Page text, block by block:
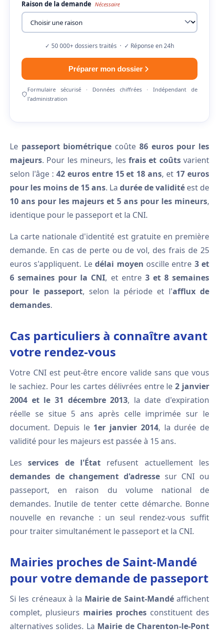
Raison de la demande Nécessaire
✓ 50 000+ dossiers traités · ✓ Réponse en 24h
Préparer mon dossier
Formulaire sécurisé · Données chiffrées · Indépendant de
l'administration
Le passeport biométrique coûte 86 euros pour les
majeurs. Pour les mineurs, les frais et coûtsvarient
selon l'âge : 42 euros entre 15 et 18 ans, et 17 euros
pour les moins de 15 ans. La durée de validité est de
10 ans pour les majeurs et 5 ans pour les mineurs,
identique pour le passeport et la CNI.
La carte nationale d'identité est gratuite en première
demande. En cas de perte ou de vol, des frais de 25
euros s'appliquent. Ledélai moyen oscille entre 3 et
6 semaines pour la CNI, et entre 3 et 8 semaines
pour le passeport, selon la période et l'afflux de
demandes.
Cas particuliers à connaître avant
votre rendez-vous
Votre CNI est peut-être encore valide sans que vous
le sachiez. Pour les cartes délivrées entre le2 janvier
2004 et le 31 décembre 2013, la date d'expiration
réelle se situe 5 ans après celle imprimée sur le
document. Depuis le 1er janvier 2014, la durée de
validité pour les majeurs est passée à 15 ans.
Lesservices de l'État refusent actuellement les
demandes de changement d'adresse sur CNI ou
passeport, en raison du volume national de
demandes. Inutile de tenter cette démarche. Bonne
nouvelle en revanche : un seul rendez-vous suffit
pour traiter simultanément le passeport et la CNI.
Mairies proches de Saint-Mandé
pour votre demande de passeport
Si les créneaux à la Mairie de Saint-Mandéaffichent
complet, plusieurs mairies proches constituent des
alternatives solides. La Mairie de Charenton-le-Pont